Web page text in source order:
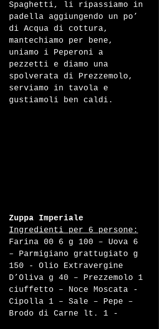
Spaghetti, li ripassiamo in
padella aggiungendo un po’
di Acqua di cottura,
mantechiamo per bene,
uniamo i Peperoni a
pezzetti e diamo una
spolverata di Prezzemolo,
serviamo in tavola e
gustiamoli ben caldi.
Zuppa Imperiale
Ingredienti per 6 persone:
Farina 00 6 g 100 – Uova 6
– Parmigiano grattugiato g
150 - Olio Extravergine
D’Oliva g 40 – Prezzemolo 1
ciuffetto – Noce Moscata -
Cipolla 1 – Sale – Pepe –
Brodo di Carne lt. 1 -